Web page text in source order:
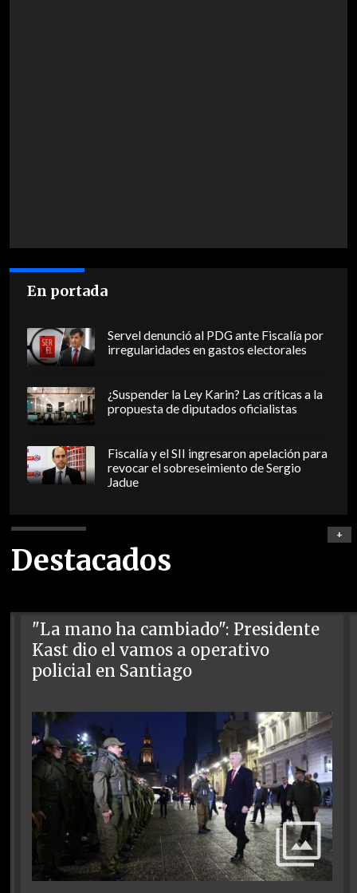
En portada
Servel denunció al PDG ante Fiscalía por
irregularidades en gastos electorales
¿Suspender la Ley Karin? Las críticas a la
propuesta de diputados oficialistas
Fiscalía y el SII ingresaron apelación para
revocar el sobreseimiento de Sergio
Jadue
Destacados
+
"La mano ha cambiado": Presidente
Kast dio el vamos a operativo
policial en Santiago